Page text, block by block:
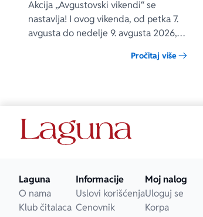
drugih – na popustu od čak 40, 50 i
60%
Akcija „Avgustovski vikendi“ se
nastavlja! I ovog vikenda, od petka 7.
avgusta do nedelje 9. avgusta 2026,
odabrane Lagunine knjige, i to na
Pročitaj više
Laguna
O nama
Klub čitalaca
Informacije
Uslovi korišćenja
Cenovnik
Moj nalog
Uloguj se
Korpa